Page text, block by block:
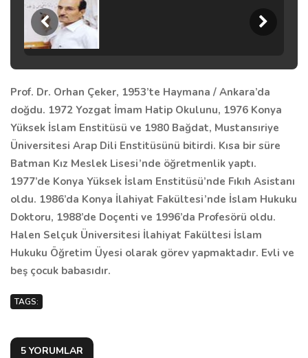
Prof. Dr. Orhan Çeker, 1953’te Haymana / Ankara’da
doğdu. 1972 Yozgat İmam Hatip Okulunu, 1976 Konya
Yüksek İslam Enstitüsü ve 1980 Bağdat, Mustansıriye
Üniversitesi Arap Dili Enstitüsünü bitirdi. Kısa bir süre
Batman Kız Meslek Lisesi’nde öğretmenlik yaptı.
1977’de Konya Yüksek İslam Enstitüsü’nde Fıkıh Asistanı
oldu. 1986’da Konya İlahiyat Fakültesi’nde İslam Hukuku
Doktoru, 1988’de Doçenti ve 1996’da Profesörü oldu.
Halen Selçuk Üniversitesi İlahiyat Fakültesi İslam
Hukuku Öğretim Üyesi olarak görev yapmaktadır. Evli ve
beş çocuk babasıdır.
TAGS:
5 YORUMLAR